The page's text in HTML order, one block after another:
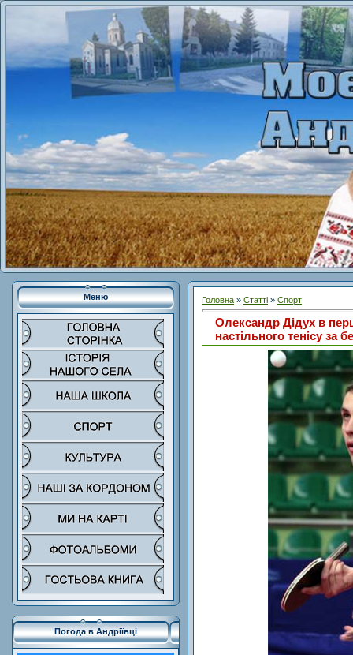
Меню
Погода в Андріївці
Головна » Статті » Спорт
Олександр Дідух в
настільного тенісу за